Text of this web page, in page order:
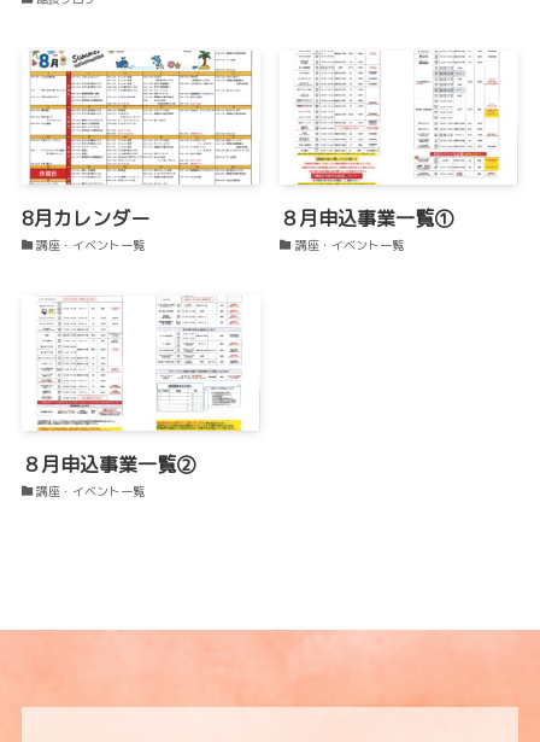
8月カレンダー
講座・イベント一覧
８月申込事業一覧①
講座・イベント一覧
８月申込事業一覧②
講座・イベント一覧